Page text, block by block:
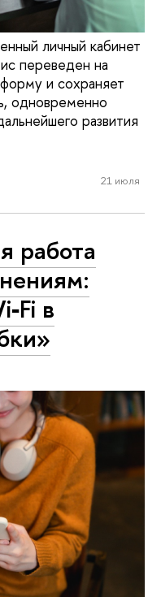
личный кабинет
переведен на
и сохраняет
одновременно
развития
21 июля
работа
в